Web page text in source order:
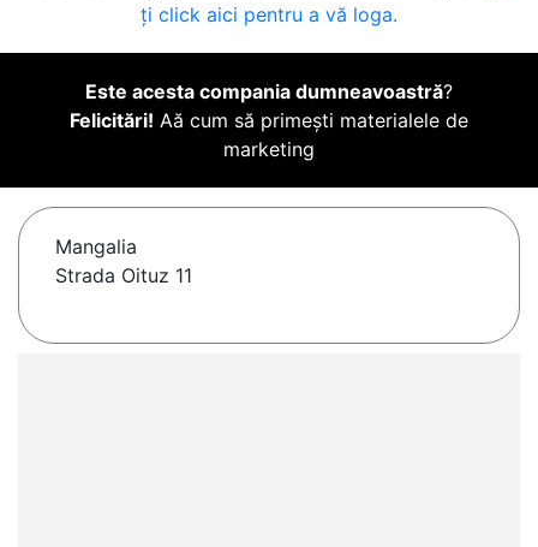
ți click aici pentru a vă loga.
Este acesta compania dumneavoastră?
Felicitări! Aă cum să primești materialele de
marketing
Mangalia
Strada Oituz 11